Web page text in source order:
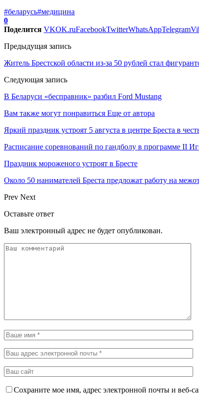
#беларусь#медицина
0
Поделится VKOK.ruFacebookTwitterWhatsAppTelegram
Предыдущая запись
Житель Брестской области из-за 50 рублей стал
Следующая запись
В Беларуси «бесправник» разбил Ford Mustang
Вам также могут понравиться Еще от автора
Яркий праздник устроят 5 августа в центре Бреста в
Расписание соревнований по гандболу в программе II
Праздник мороженого устроят в Бресте
Около 50 нанимателей Бреста предложат работу на
Prev Next
Оставьте ответ
Ваш электронный адрес не будет опубликован.
Сохраните мое имя, адрес электронной почты и веб-